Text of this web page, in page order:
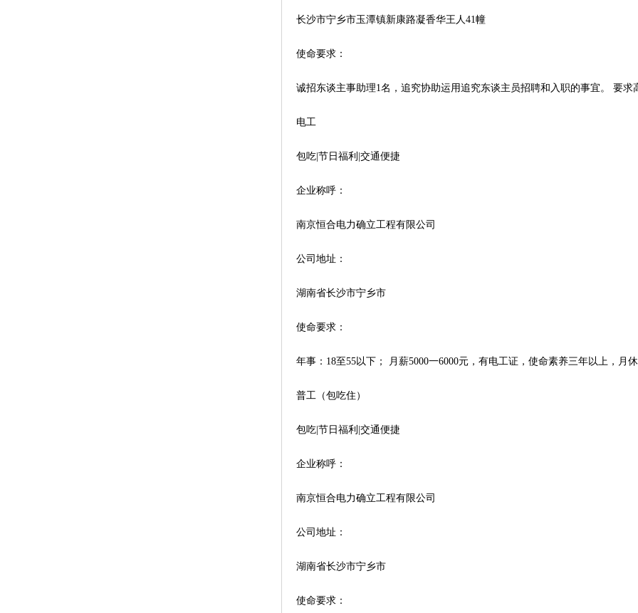
长沙市宁乡市玉潭镇新康路凝香华王人41幢
使命要求：
诚招东谈主事助理1名，追究协助运用追究东谈主员招聘和入职的事宜。 要求
电工
包吃|节日福利|交通便捷
企业称呼：
南京恒合电力确立工程有限公司
公司地址：
湖南省长沙市宁乡市
使命要求：
年事：18至55以下； 月薪5000一6000元，有电工证，使命素养三年以上，月
普工（包吃住）
包吃|节日福利|交通便捷
企业称呼：
南京恒合电力确立工程有限公司
公司地址：
湖南省长沙市宁乡市
使命要求：